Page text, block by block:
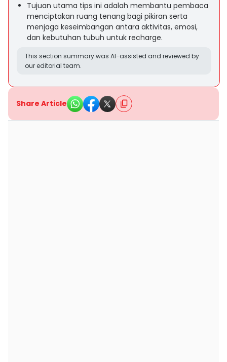
Tujuan utama tips ini adalah membantu pembaca
menciptakan ruang tenang bagi pikiran serta
menjaga keseimbangan antara aktivitas, emosi,
dan kebutuhan tubuh untuk recharge.
This section summary was AI-assisted and reviewed by
our editorial team.
Share Article